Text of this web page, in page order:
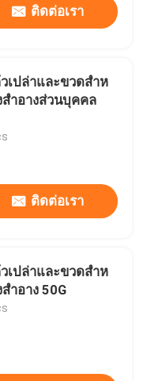
ติดต่อเรา
เปล่าและขวดสําห
สําอางส่วนบุคคล
ติดต่อเรา
เปล่าและขวดสําห
าอาง 50G